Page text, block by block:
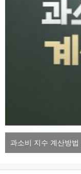
과소비 지수 계산방